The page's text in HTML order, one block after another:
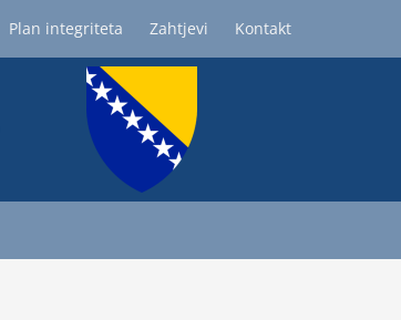
Plan integriteta Zahtjevi Kontakt